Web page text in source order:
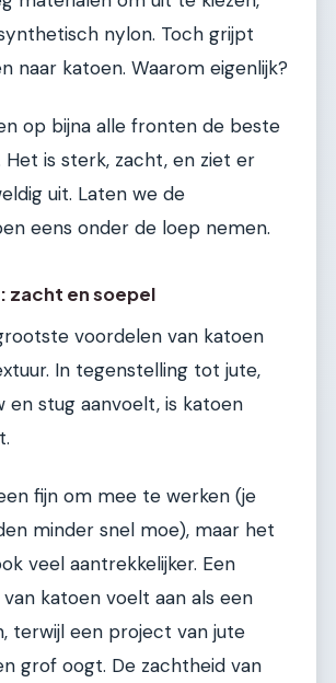
nylon. Toch grijpt
naar katoen. Waarom eigenlijk?
op bijna alle fronten de beste
Het is sterk, zacht, en ziet er
uit. Laten we de
eens onder de loep nemen.
zacht en soepel
voordelen van katoen
In tegenstelling tot jute,
en stug aanvoelt, is katoen
fijn om mee te werken (je
minder snel moe), maar het
veel aantrekkelijker. Een
katoen voelt aan als een
terwijl een project van jute
grof oogt. De zachtheid van